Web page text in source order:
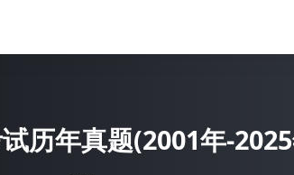
历年真题(2001年-